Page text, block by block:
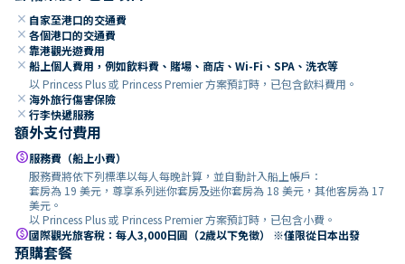
close 自家至港口的交通費
close 各個港口的交通費
close 靠港觀光遊費用
close 船上個人費用，例如飲料費、賭場、商店、Wi-Fi、SPA、洗衣等
以 Princess Plus 或 Princess Premier 方案預訂時，已包含飲料費用。
close 海外旅行傷害保險
close 行李快遞服務
額外支付費用
paid服務費（船上小費）
服務費將依下列標準以每人每晚計算，並自動計入船上帳戶：
套房為 19 美元，尊享系列迷你套房及迷你套房為 18 美元，其他客房為 17
美元。
以 Princess Plus 或 Princess Premier 方案預訂時，已包含小費。
paid國際觀光旅客稅：每人3,000日圓（2歲以下免徵） ※僅限從日本出發
預購套餐